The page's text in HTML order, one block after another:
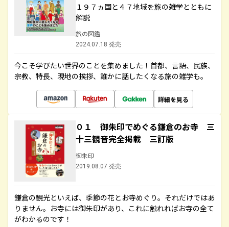
１９７ヵ国と４７地域を旅の雑学とともに
解説
旅の図鑑
2024.07.18 発売
今こそ学びたい世界のことを集めました！首都、言語、民族、
宗教、特長、現地の挨拶、誰かに話したくなる旅の雑学も。
詳細を見る
０１ 御朱印でめぐる鎌倉のお寺 三
十三観音完全掲載 三訂版
御朱印
2019.08.07 発売
鎌倉の観光といえば、季節の花とお寺めぐり。それだけではあ
りません。お寺には御朱印があり、これに触れればお寺の全て
がわかるのです！